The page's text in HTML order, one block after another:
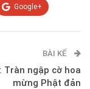
Google+
BÀI KẾ
Tràn ngập cờ hoa
mừng Phật đản